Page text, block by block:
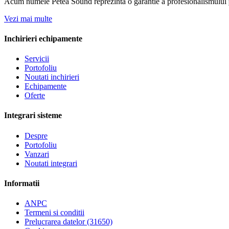
Vezi mai multe
Inchirieri echipamente
Servicii
Portofoliu
Noutati inchirieri
Echipamente
Oferte
Integrari sisteme
Despre
Portofoliu
Vanzari
Noutati integrari
Informatii
ANPC
Termeni si conditii
Prelucrarea datelor (31650)